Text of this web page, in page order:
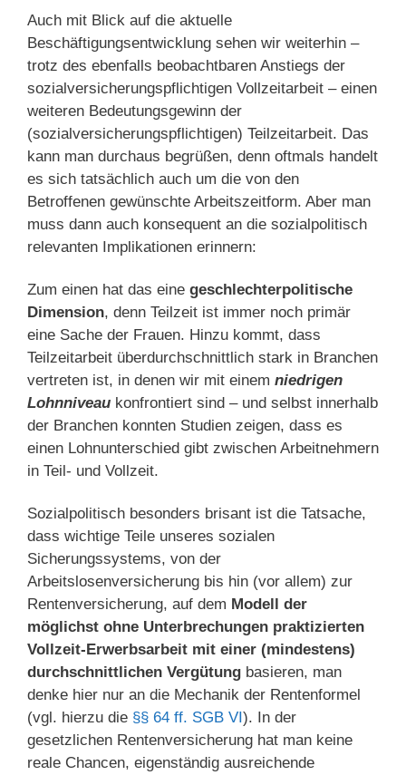
Auch mit Blick auf die aktuelle
Beschäftigungsentwicklung sehen wir weiterhin –
trotz des ebenfalls beobachtbaren Anstiegs der
sozialversicherungspflichtigen Vollzeitarbeit – einen
weiteren Bedeutungsgewinn der
(sozialversicherungspflichtigen) Teilzeitarbeit. Das
kann man durchaus begrüßen, denn oftmals handelt
es sich tatsächlich auch um die von den
Betroffenen gewünschte Arbeitszeitform. Aber man
muss dann auch konsequent an die sozialpolitisch
relevanten Implikationen erinnern:
Zum einen hat das eine geschlechterpolitische
Dimension, denn Teilzeit ist immer noch primär
eine Sache der Frauen. Hinzu kommt, dass
Teilzeitarbeit überdurchschnittlich stark in Branchen
vertreten ist, in denen wir mit einem niedrigen
Lohnniveau konfrontiert sind – und selbst innerhalb
der Branchen konnten Studien zeigen, dass es
einen Lohnunterschied gibt zwischen Arbeitnehmern
in Teil- und Vollzeit.
Sozialpolitisch besonders brisant ist die Tatsache,
dass wichtige Teile unseres sozialen
Sicherungssystems, von der
Arbeitslosenversicherung bis hin (vor allem) zur
Rentenversicherung, auf dem Modell der
möglichst ohne Unterbrechungen praktizierten
Vollzeit-Erwerbsarbeit mit einer (mindestens)
durchschnittlichen Vergütung basieren, man
denke hier nur an die Mechanik der Rentenformel
(vgl. hierzu die §§ 64 ff. SGB VI ). In der
gesetzlichen Rentenversicherung hat man keine
reale Chancen, eigenständig ausreichende